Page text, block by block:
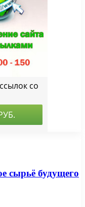
сырьё будущего